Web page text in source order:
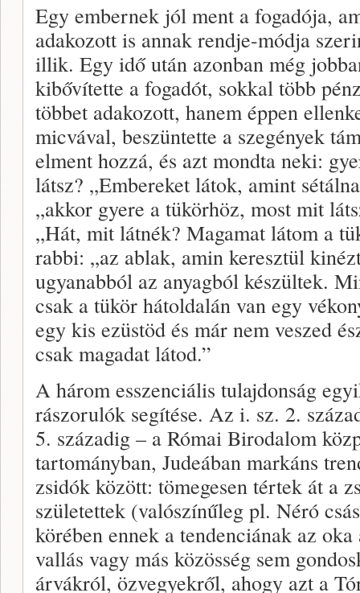
Egy embernek jól ment a fogadója,
adakozott is annak rendje-módja
illik. Egy idő után azonban még
kibővítette a fogadót, sokkal több
többet adakozott, hanem éppen
micvával, beszüntette a szegények
elment hozzá, és azt mondta neki:
látsz? „Embereket látok, amint
„akkor gyere a tükörhöz, most mit
„Hát, mit látnék? Magamat látom a
rabbi: „az ablak, amin keresztül
ugyanabból az anyagból készültek.
csak a tükör hátoldalán van egy
egy kis ezüstöd és már nem veszed
csak magadat látod.”
A három esszenciális tulajdonság
rászorulók segítése. Az i. sz. 2.
5. századig – a Római Birodalom
tartományban, Judeában markáns
zsidók között: tömegesen tértek át a
születettek (valószínűleg pl. Néró
körében ennek a tendenciának az
vallás vagy más közösség sem
árvákról, özvegyekről, ahogy azt a